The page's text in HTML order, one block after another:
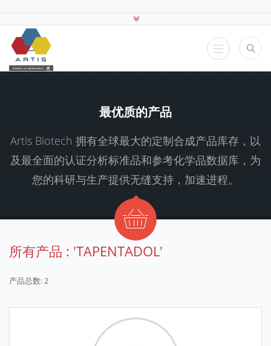
最优质的产品
Artis Biotech 拥有全球最大的定制合成产品库存，以
及最全面的认证分析标准品和参考化学品数据库，为
您的科研与生产提供无缝支持，加速进程。
所有产品 : 'TAPENTADOL'
产品总数: 2